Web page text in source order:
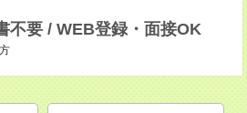
不要 / WEB登録・面接OK